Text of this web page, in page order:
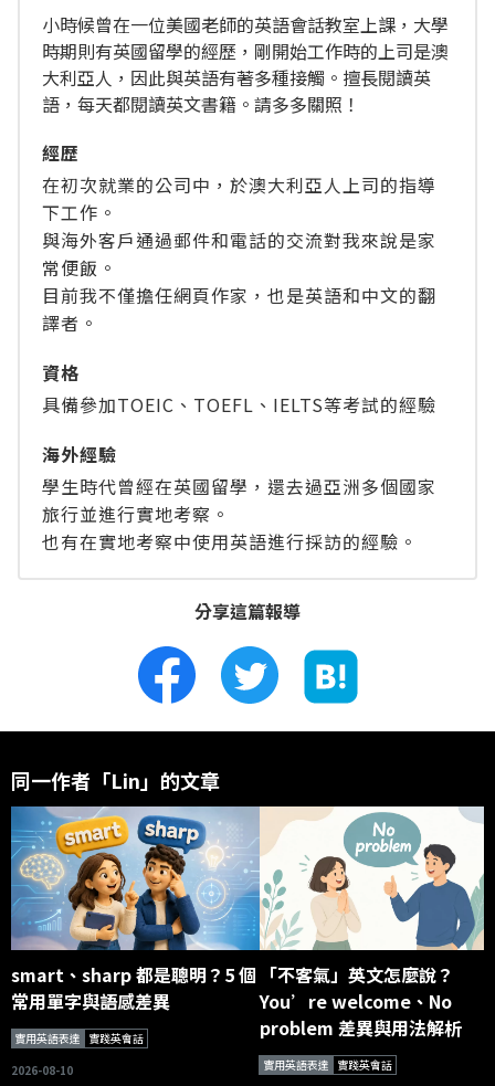
小時候曾在一位美國老師的英語會話教室上課，大學
時期則有英國留學的經歷，剛開始工作時的上司是澳
大利亞人，因此與英語有著多種接觸。擅長閱讀英
語，每天都閱讀英文書籍。請多多關照！
經歴
在初次就業的公司中，於澳大利亞人上司的指導
下工作。
與海外客戶通過郵件和電話的交流對我來說是家
常便飯。
目前我不僅擔任網頁作家，也是英語和中文的翻
譯者。
資格
具備參加TOEIC、TOEFL、IELTS等考試的經驗
海外經驗
學生時代曾經在英國留學，還去過亞洲多個國家
旅行並進行實地考察。
也有在實地考察中使用英語進行採訪的經驗。
分享這篇報導
同一作者「Lin」的文章
smart、sharp 都是聰明？5 個
常用單字與語感差異
實用英語表達 實踐英會話
2026-08-10
「不客氣」英文怎麼說？
You’re welcome、No
problem 差異與用法解析
實用英語表達 實踐英會話